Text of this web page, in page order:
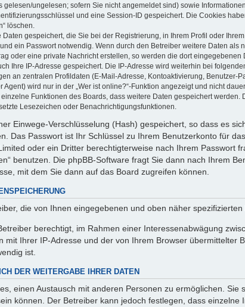
gelesen/ungelesen; sofern Sie nicht angemeldet sind) sowie
und eine Session-ID gespeichert. Die Cookies
löschen.
gespeichert, die Sie bei der Registrierung, in Ihrem Profil oder
ein Passwort notwendig. Wenn durch den Betreiber weitere Daten als
oder eine private Nachricht erstellen, so werden die dort
Ihre IP-Adresse gespeichert. Die IP-Adresse wird weiterhin bei
an zentralen Profildaten (E-Mail-Adresse, Kontoaktivierung,
Agent) wird nur in der „Wer ist online?“-Funktion angezeigt und nicht
Funktionen des Boards, dass weitere Daten gespeichert
Lesezeichen oder Benachrichtigungsfunktionen.
Einwege-Verschlüsselung (Hash) gespeichert, so dass es
Das Passwort ist Ihr Schlüssel zu Ihrem Benutzerkonto für
oder ein Dritter berechtigterweise nach Ihrem Passwort
benutzen. Die phpBB-Software fragt Sie dann nach Ihrem
mit dem Sie dann auf das Board zugreifen können.
die von Ihnen eingegebenen und oben näher
berechtigt, im Rahmen einer Interessenabwägung
mit Ihrer IP-Adresse und der von Ihrem Browser
ist.
DER WEITERGABE IHRER DATEN
einen Austausch mit anderen Personen zu ermöglichen.
können. Der Betreiber kann jedoch festlegen, dass